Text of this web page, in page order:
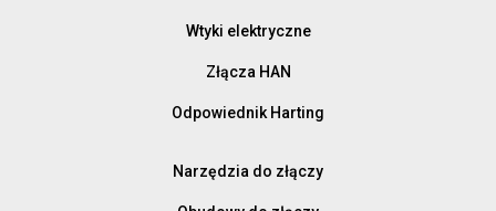
Wtyki elektryczne
Złącza HAN
Odpowiednik Harting
Narzędzia do złączy